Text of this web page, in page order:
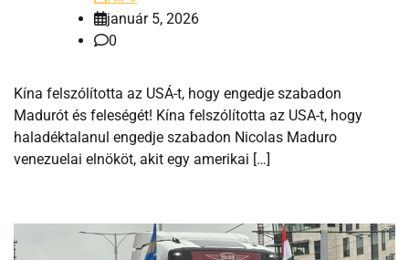
január 5, 2026
0
Kína felszólította az USÁ-t, hogy engedje szabadon
Madurót és feleségét! Kína felszólította az USA-t, hogy
haladéktalanul engedje szabadon Nicolas Maduro
venezuelai elnököt, akit egy amerikai […]